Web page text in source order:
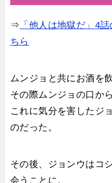
⇒ 「他人は地獄だ」4
ちら
ムンジョと共にお酒を
その際ムンジョの口か
これに気分を害したジ
のだった。
その後、ジョンウはコ
会うことに。